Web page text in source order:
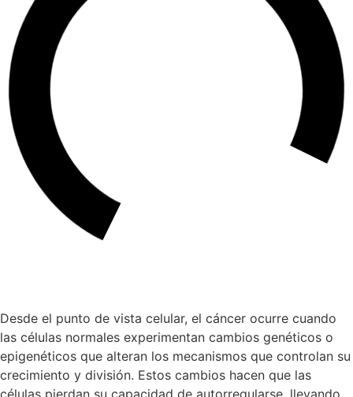
Desde el punto de vista celular, el cáncer ocurre cuando
las células normales experimentan cambios genéticos o
epigenéticos que alteran los mecanismos que controlan su
crecimiento y división. Estos cambios hacen que las
células pierdan su capacidad de autorregularse, llevando